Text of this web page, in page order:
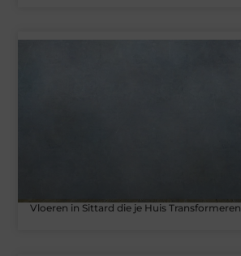
Vloeren in Sittard die je Huis Transformeren